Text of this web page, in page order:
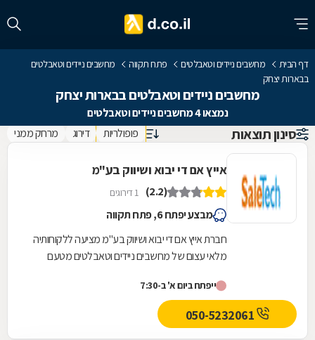
דף הבית מחשבים ניידים וטאבלטים פתח תקווה
מחשבים ניידים וטאבלטים
בבארות יצחק
מחשבים ניידים וטאבלטים בבארות יצחק
נמצאו 4 מחשבים ניידים וטאבלטים
סינון תוצאות פופולריות דירוג מרחק ממני
אייץ אם די יבוא ושיווק בע"מ
(2.2) 1 דירוגים
מבצע יפתח 6, פתח תקווה
חברת אייץ אם די יבוא ושיווק בע"מ מציעה ללקוחותיה
מלאי עצום של מחשבים ניידים וטאבלטים מטעם
ייפתח ביום א' ב-7:30